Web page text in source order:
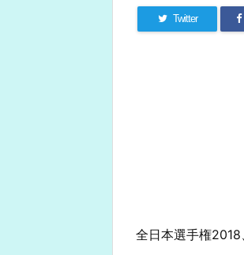
Twitter
全日本選手権2018